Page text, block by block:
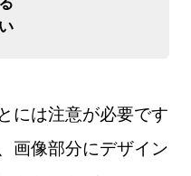
には注意が必要です
画像部分にデザイン